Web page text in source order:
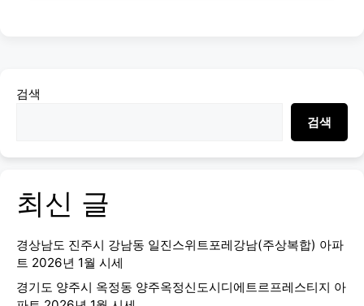
검색
검색
최신 글
경상남도 진주시 강남동 일진스위트포레강남(주상복합) 아파
트 2026년 1월 시세
경기도 양주시 옥정동 양주옥정신도시디에트르프레스티지 아